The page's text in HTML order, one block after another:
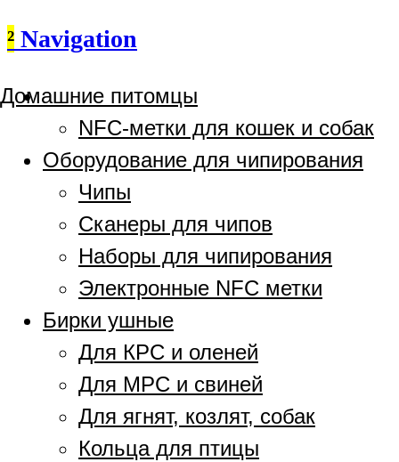
² Navigation
Домашние питомцы
NFC-метки для кошек и собак
Оборудование для чипирования
Чипы
Сканеры для чипов
Наборы для чипирования
Электронные NFC метки
Бирки ушные
Для КРС и оленей
Для МРС и свиней
Для ягнят, козлят, собак
Кольца для птицы